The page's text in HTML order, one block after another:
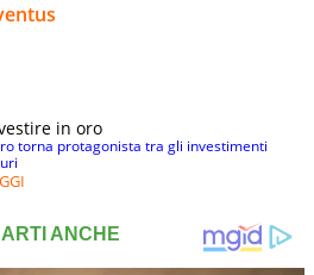
in oro
torna protagonista tra gli investimenti